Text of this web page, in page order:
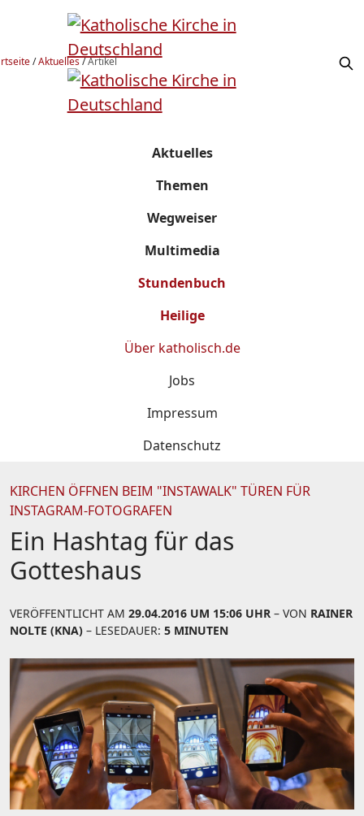
/Aktuelles/Artikel
Aktuelles
Themen
Wegweiser
Multimedia
Stundenbuch
Heilige
Über katholisch.de
Jobs
Impressum
Datenschutz
KIRCHEN ÖFFNEN BEIM "INSTAWALK" TÜREN FÜR
INSTAGRAM-FOTOGRAFEN
Ein Hashtag für das
Gotteshaus
VERÖFFENTLICHT AM 29.04.2016 UM 15:06 UHR – VON RAINER
NOLTE (KNA) – LESEDAUER: 5 MINUTEN